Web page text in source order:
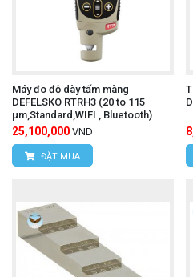
Máy đo độ dày tấm màng
DEFELSKO RTRH3 (20 to 115
μm,Standard,WIFI , Bluetooth)
25,100,000 VND
ĐẶT MUA